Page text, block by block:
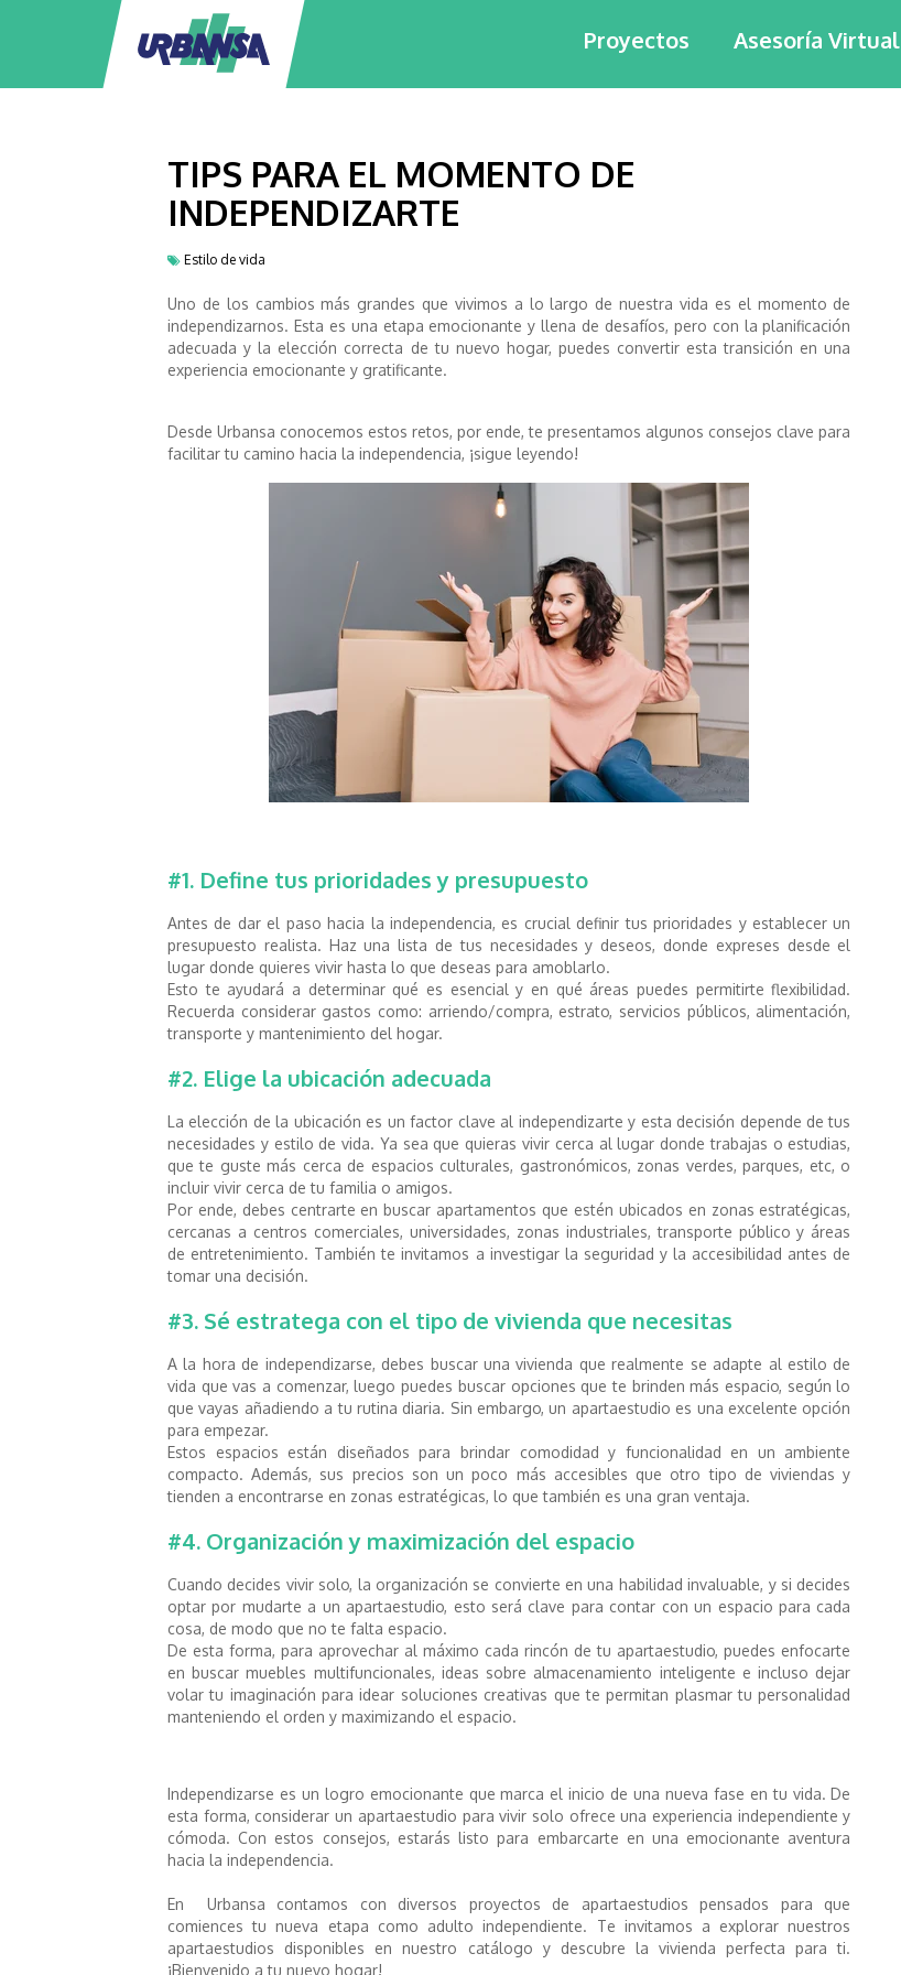
Proyectos Asesoría Virtual
TIPS PARA EL MOMENTO DE
INDEPENDIZARTE
Estilo de vida
Uno de los cambios más grandes que vivimos a lo largo de nuestra vida es el momento de
independizarnos. Esta es una etapa emocionante y llena de desafíos, pero con la planificación
adecuada y la elección correcta de tu nuevo hogar, puedes convertir esta transición en una
experiencia emocionante y gratificante.
Desde Urbansa conocemos estos retos, por ende, te presentamos algunos consejos clave para
facilitar tu camino hacia la independencia, ¡sigue leyendo!
#1. Define tus prioridades y presupuesto
Antes de dar el paso hacia la independencia, es crucial definir tus prioridades y establecer un
presupuesto realista. Haz una lista de tus necesidades y deseos, donde expreses desde el
lugar donde quieres vivir hasta lo que deseas para amoblarlo.
Esto te ayudará a determinar qué es esencial y en qué áreas puedes permitirte flexibilidad.
Recuerda considerar gastos como: arriendo/compra, estrato, servicios públicos, alimentación,
transporte y mantenimiento del hogar.
#2. Elige la ubicación adecuada
La elección de la ubicación es un factor clave al independizarte y esta decisión depende de tus
necesidades y estilo de vida. Ya sea que quieras vivir cerca al lugar donde trabajas o estudias,
que te guste más cerca de espacios culturales, gastronómicos, zonas verdes, parques, etc, o
incluir vivir cerca de tu familia o amigos.
Por ende, debes centrarte en buscar apartamentos que estén ubicados en zonas estratégicas,
cercanas a centros comerciales, universidades, zonas industriales, transporte público y áreas
de entretenimiento. También te invitamos a investigar la seguridad y la accesibilidad antes de
tomar una decisión.
#3. Sé estratega con el tipo de vivienda que necesitas
A la hora de independizarse, debes buscar una vivienda que realmente se adapte al estilo de
vida que vas a comenzar, luego puedes buscar opciones que te brinden más espacio, según lo
que vayas añadiendo a tu rutina diaria. Sin embargo, un apartaestudio es una excelente opción
para empezar.
Estos espacios están diseñados para brindar comodidad y funcionalidad en un ambiente
compacto. Además, sus precios son un poco más accesibles que otro tipo de viviendas y
tienden a encontrarse en zonas estratégicas, lo que también es una gran ventaja.
#4. Organización y maximización del espacio
Cuando decides vivir solo, la organización se convierte en una habilidad invaluable, y si decides
optar por mudarte a un apartaestudio, esto será clave para contar con un espacio para cada
cosa, de modo que no te falta espacio.
De esta forma, para aprovechar al máximo cada rincón de tu apartaestudio, puedes enfocarte
en buscar muebles multifuncionales, ideas sobre almacenamiento inteligente e incluso dejar
volar tu imaginación para idear soluciones creativas que te permitan plasmar tu personalidad
manteniendo el orden y maximizando el espacio.
Independizarse es un logro emocionante que marca el inicio de una nueva fase en tu vida. De
esta forma, considerar un apartaestudio para vivir solo ofrece una experiencia independiente y
cómoda. Con estos consejos, estarás listo para embarcarte en una emocionante aventura
hacia la independencia.
En Urbansa contamos con diversos proyectos de apartaestudios pensados para que
comiences tu nueva etapa como adulto independiente. Te invitamos a explorar nuestros
apartaestudios disponibles en nuestro catálogo y descubre la vivienda perfecta para ti.
¡Bienvenido a tu nuevo hogar!